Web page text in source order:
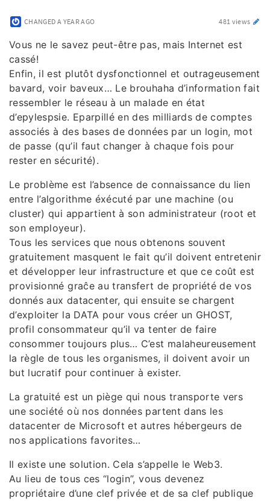
CHANGED A YEAR AGO 481 views
Vous ne le savez peut-être pas, mais Internet est
cassé!
Enfin, il est plutôt dysfonctionnel et outrageusement
bavard, voir baveux… Le brouhaha d’information fait
ressembler le réseau à un malade en état
d’epylespsie. Eparpillé en des milliards de comptes
associés à des bases de données par un login, mot
de passe (qu’il faut changer à chaque fois pour
rester en sécurité).
Le problème est l’absence de connaissance du lien
entre l’algorithme éxécuté par une machine (ou
cluster) qui appartient à son administrateur (root et
son employeur).
Tous les services que nous obtenons souvent
gratuitement masquent le fait qu’il doivent entretenir
et développer leur infrastructure et que ce coût est
provisionné graĉe au transfert de propriété de vos
donnés aux datacenter, qui ensuite se chargent
d’exploiter la DATA pour vous créer un GHOST,
profil consommateur qu’il va tenter de faire
consommer toujours plus… C’est malaheureusement
la règle de tous les organismes, il doivent avoir un
but lucratif pour continuer à exister.
La gratuité est un piège qui nous transporte vers
une société où nos données partent dans les
datacenter de Microsoft et autres hébergeurs de
nos applications favorites…
Il existe une solution. Cela s’appelle le Web3.
Au lieu de tous ces “login”, vous devenez
propriétaire d’une clef privée et de sa clef publique